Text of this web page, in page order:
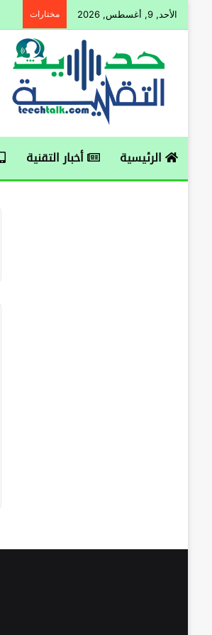
الأحد, 9, أغسطس, 2026 مختارات
الرئيسية أخبار التقنية